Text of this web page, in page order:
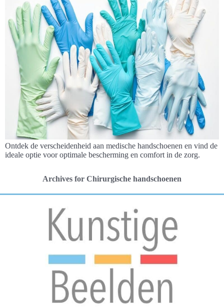
Ontdek de verscheidenheid aan medische handschoenen en vind de
ideale optie voor optimale bescherming en comfort in de zorg.
Archives for Chirurgische handschoenen